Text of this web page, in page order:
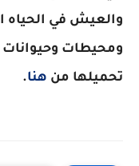
والعيش في الحياه
ومحيطات وحيوانات
تحميلها من هنا.